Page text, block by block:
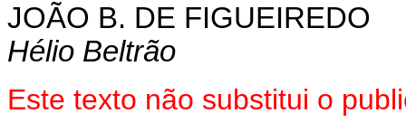
JOÃO B. DE FIGUEIREDO
Hélio Beltrão
Este texto não substitui o